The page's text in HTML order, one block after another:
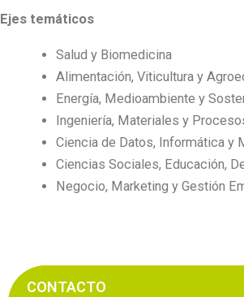
Ejes temáticos
Salud y Biomedicina
Alimentación, Viticultura y
Energía, Medioambiente y
Ingeniería, Materiales y
Ciencia de Datos, Informática y
Ciencias Sociales, Educación,
Negocio, Marketing y Gestión
CONTACTO